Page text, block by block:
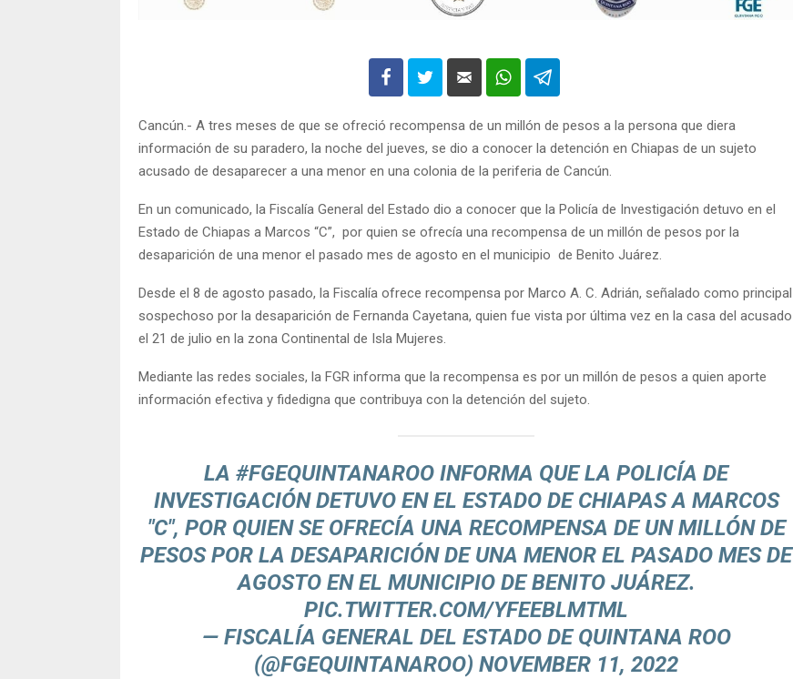
Cancún.- A tres meses de que se ofreció recompensa de un millón de pesos a la persona que diera
información de su paradero, la noche del jueves, se dio a conocer la detención en Chiapas de un sujeto
acusado de desaparecer a una menor en una colonia de la periferia de Cancún.
En un comunicado, la Fiscalía General del Estado dio a conocer que la Policía de Investigación detuvo en el
Estado de Chiapas a Marcos “C”, por quien se ofrecía una recompensa de un millón de pesos por la
desaparición de una menor el pasado mes de agosto en el municipio de Benito Juárez.
Desde el 8 de agosto pasado, la Fiscalía ofrece recompensa por Marco A. C. Adrián, señalado como principal
sospechoso por la desaparición de Fernanda Cayetana, quien fue vista por última vez en la casa del acusado
el 21 de julio en la zona Continental de Isla Mujeres.
Mediante las redes sociales, la FGR informa que la recompensa es por un millón de pesos a quien aporte
información efectiva y fidedigna que contribuya con la detención del sujeto.
LA #FGEQUINTANAROO INFORMA QUE LA POLICÍA DE
INVESTIGACIÓN DETUVO EN EL ESTADO DE CHIAPAS A MARCOS
"C", POR QUIEN SE OFRECÍA UNA RECOMPENSA DE UN MILLÓN DE
PESOS POR LA DESAPARICIÓN DE UNA MENOR EL PASADO MES DE
AGOSTO EN EL MUNICIPIO DE BENITO JUÁREZ.
PIC.TWITTER.COM/YFEEBLMTML
— FISCALÍA GENERAL DEL ESTADO DE QUINTANA ROO
(@FGEQUINTANAROO) NOVEMBER 11, 2022